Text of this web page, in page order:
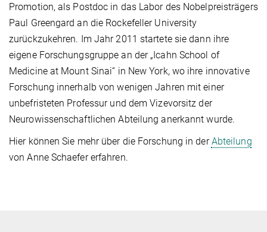
Promotion, als Postdoc in das Labor des Nobelpreisträgers
Paul Greengard an die Rockefeller University
zurückzukehren. Im Jahr 2011 startete sie dann ihre
eigene Forschungsgruppe an der „Icahn School of
Medicine at Mount Sinai“ in New York, wo ihre innovative
Forschung innerhalb von wenigen Jahren mit einer
unbefristeten Professur und dem Vizevorsitz der
Neurowissenschaftlichen Abteilung anerkannt wurde.
Hier können Sie mehr über die Forschung in derAbteilung
von Anne Schaefer erfahren.